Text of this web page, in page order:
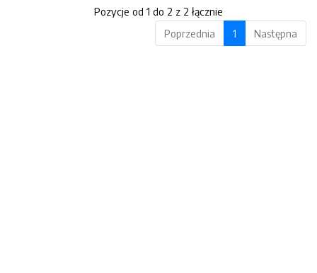
Pozycje od 1 do 2 z 2 łącznie
Poprzednia
1 Następna